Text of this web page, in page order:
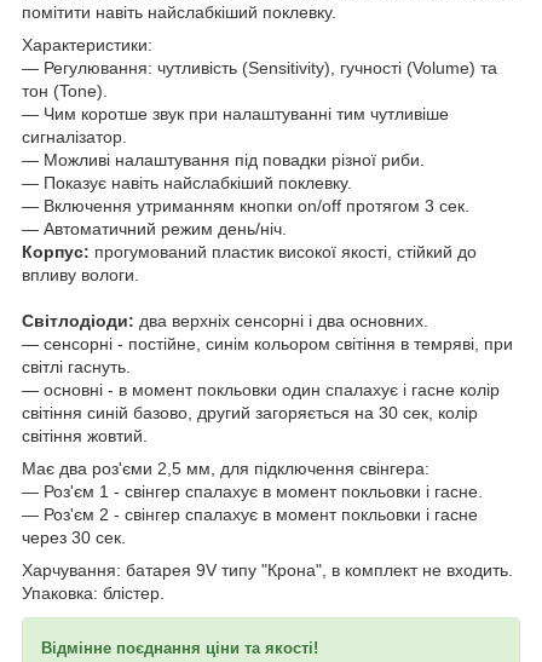
помітити навіть найслабкіший поклевку.
Характеристики:
— Регулювання: чутливість (Sensitivity), гучності (Volume) та
тон (Tone).
— Чим коротше звук при налаштуванні тим чутливіше
сигналізатор.
— Можливі налаштування під повадки різної риби.
— Показує навіть найслабкіший поклевку.
— Включення утриманням кнопки on/off протягом 3 сек.
— Автоматичний режим день/ніч.
Корпус: прогумований пластик високої якості, стійкий до
впливу вологи.
Світлодіоди: два верхніх сенсорні і два основних.
— сенсорні - постійне, синім кольором світіння в темряві, при
світлі гаснуть.
— основні - в момент покльовки один спалахує і гасне колір
світіння синій базово, другий загоряється на 30 сек, колір
світіння жовтий.
Має два роз'єми 2,5 мм, для підключення свінгера:
— Роз'єм 1 - свінгер спалахує в момент покльовки і гасне.
— Роз'єм 2 - свінгер спалахує в момент покльовки і гасне
через 30 сек.
Харчування: батарея 9V типу "Крона", в комплект не входить.
Упаковка: блістер.
Відмінне поєднання ціни та якості!